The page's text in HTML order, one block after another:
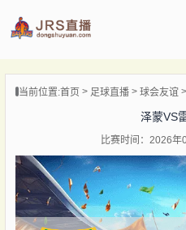
播
闻
当前位置:首页 足球直播 球会友谊
泽蒙VS
比赛时间：2026